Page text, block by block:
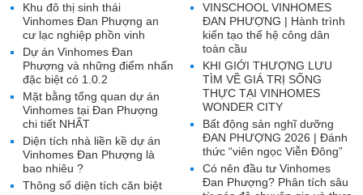
VINSCHOOL VINHOMES
ĐAN PHƯỢNG | Hành trình
kiến tạo thế hệ công dân
toàn cầu
KHI GIỚI THƯỢNG LƯU
TÌM VỀ GIÁ TRỊ SỐNG
THỰC TẠI VINHOMES
WONDER CITY
Bất động sản nghĩ dưỡng
ĐAN PHƯỢNG 2026 | Đánh
thức “viên ngọc Viễn Đông”
Có nên đầu tư Vinhomes
Đan Phượng? Phân tích sâu
Khu đô thị sinh thái
Vinhomes Đan Phượng an
cư lạc nghiệp phồn vinh
Dự án Vinhomes Đan
Phượng và những điểm nhấn
đặc biệt có 1.0.2
Mặt bằng tổng quan dự án
Vinhomes tại Đan Phượng
chi tiết NHẤT
Diện tích nhà liền kề dự án
Vinhomes Đan Phượng là
bao nhiêu ?
Thông số diện tích căn biệt